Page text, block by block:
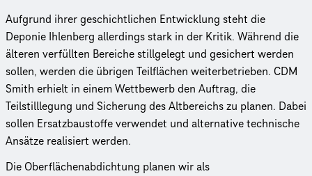
Aufgrund ihrer geschicht­li­chen Entwicklung steht die
Deponie Ihlenberg allerdings stark in der Kritik. Während die
älteren verfüllten Bereiche stillgelegt und gesichert werden
sollen, werden die übrigen Teilflächen weiter­be­trie­ben. CDM
Smith erhielt in einem Wettbewerb den Auftrag, die
Teilstilllegung und Sicherung des Altbereichs zu planen. Dabei
sollen Ersatz­bau­stoffe verwendet und alternative technische
Ansätze realisiert werden.
Die Oberflächenabdichtung planen wir als